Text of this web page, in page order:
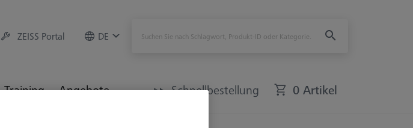
ZEISS Portal DE
Training Angebote Schnellbestellung 0 Artikel